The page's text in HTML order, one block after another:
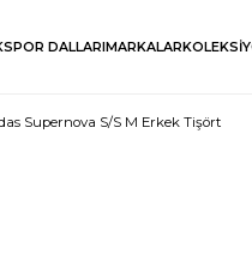
SPOR DALLARIMARKALAR
Supernova S/S M Erkek Tişört